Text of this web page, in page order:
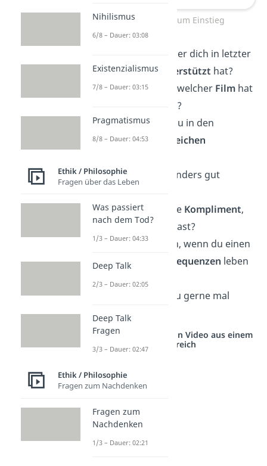
Deep Talk Fragen zum Einstieg
Gibt es jemanden, der dich in letzter
Zeit besondersunterstützt hat?
WelchesBuch oder welcher Filmhat
dich zuletzt berührt?
Gibt es etwas, das du in den
nächsten Tagen
erreichen
Was lässt dich besonders gut
Was ist das schönste Kompliment,
das du je erhalten hast?
Was würdest du tun, wenn du einen
Tag langohne Konsequenzen leben
könntest?
Mit wem würdest du gerne mal
Körper tauschen
Studyflix vernetzt: Hier ein Video aus einem
anderen Bereich
Nihilismus
6/8 – Dauer: 03:08
Existenzialismus
7/8 – Dauer: 03:15
Pragmatismus
8/8 – Dauer: 04:53
Ethik / Philosophie
Fragen über das Leben
Was passiert
nach dem Tod?
1/3 – Dauer: 04:33
Deep Talk
2/3 – Dauer: 02:05
Deep Talk
Fragen
3/3 – Dauer: 02:47
Ethik / Philosophie
Fragen zum Nachdenken
Fragen zum
Nachdenken
1/3 – Dauer: 02:21